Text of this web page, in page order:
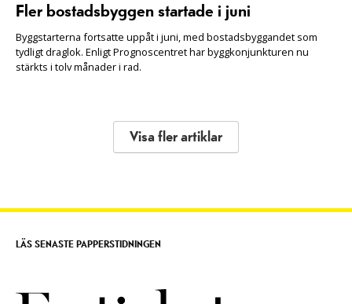
Fler bostadsbyggen startade i juni
Byggstarterna fortsatte uppåt i juni, med bostadsbyggandet som
tydligt draglok. Enligt Prognoscentret har byggkonjunkturen nu
stärkts i tolv månader i rad.
Visa fler artiklar
LÄS SENASTE PAPPERSTIDNINGEN